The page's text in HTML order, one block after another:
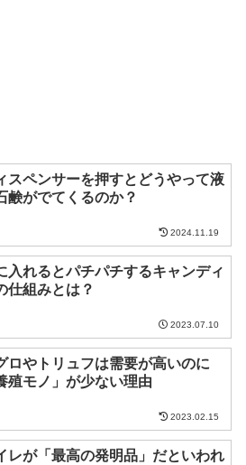
スペンサーを押すとどうやって液
鹸がでてくるのか？
2024.11.19
入れるとパチパチするキャンディ
仕組みとは？
2023.07.10
ロやトリュフは需要が高いのに
殖モノ」が少ない理由
2023.02.15
レが「最高の発明品」だといわれ